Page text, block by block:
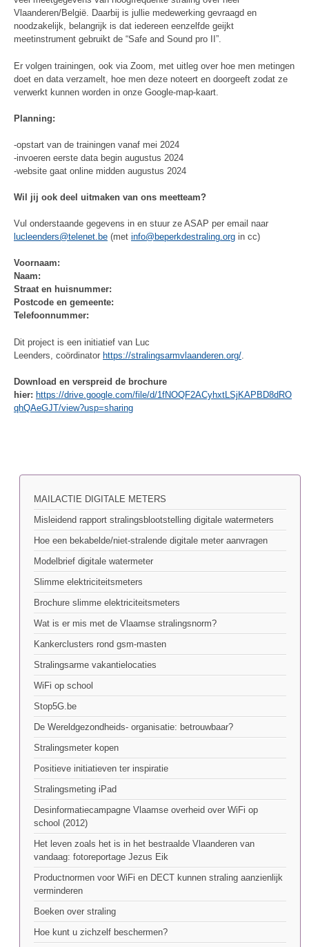
Vlaanderen/België. Daarbij is jullie medewerking gevraagd en
noodzakelijk, belangrijk is dat iedereen eenzelfde geijkt
meetinstrument gebruikt de “Safe and Sound pro II”.
Er volgen trainingen, ook via Zoom, met uitleg over hoe men metingen
doet en data verzamelt, hoe men deze noteert en doorgeeft zodat ze
verwerkt kunnen worden in onze Google-map-kaart.
Planning:
-opstart van de trainingen vanaf mei 2024
-invoeren eerste data begin augustus 2024
-website gaat online midden augustus 2024
Wil jij ook deel uitmaken van ons meetteam?
Vul onderstaande gegevens in en stuur ze ASAP per email naar
lucleenders@telenet.be (met info@beperkdestraling.org in cc)
Voornaam:
Naam:
Straat en huisnummer:
Postcode en gemeente:
Telefoonnummer:
Dit project is een initiatief van Luc
Leenders, coördinator https://stralingsarmvlaanderen.org/
Download en verspreid de brochure
hier: https://drive.google.com/file/d/1fNOQF2ACyhxtLSjKAPBD8dRO
qhQAeGJT/view?usp=sharing
MAILACTIE DIGITALE METERS
Misleidend rapport stralingsblootstelling digitale watermeters
Hoe een bekabelde/niet-stralende digitale meter aanvragen
Modelbrief digitale watermeter
Slimme elektriciteitsmeters
Brochure slimme elektriciteitsmeters
Wat is er mis met de Vlaamse stralingsnorm?
Kankerclusters rond gsm-masten
Stralingsarme vakantielocaties
WiFi op school
Stop5G.be
De Wereldgezondheids- organisatie: betrouwbaar?
Stralingsmeter kopen
Positieve initiatieven ter inspiratie
Stralingsmeting iPad
Desinformatiecampagne Vlaamse overheid over WiFi op
school (2012)
Het leven zoals het is in het bestraalde Vlaanderen van
vandaag: fotoreportage Jezus Eik
Productnormen voor WiFi en DECT kunnen straling aanzienlijk
verminderen
Boeken over straling
Hoe kunt u zichzelf beschermen?